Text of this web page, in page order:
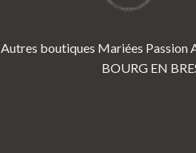
Autres boutiques Mariées Passion
BOURG EN